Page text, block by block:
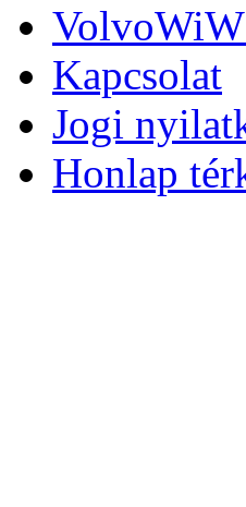
VolvoWiW
Kapcsolat
Jogi
Honlap